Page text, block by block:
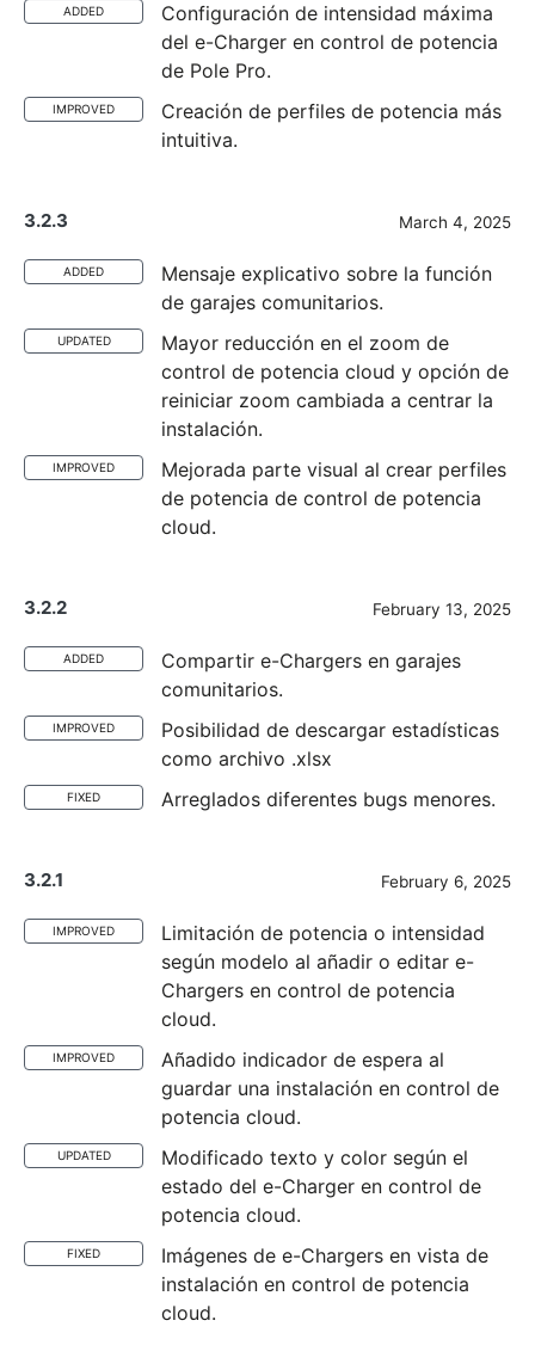
ADDED
Configuración de intensidad máxima
del e-Charger en control de potencia
de Pole Pro.
IMPROVED
Creación de perfiles de potencia más
intuitiva.
3.2.3 March 4, 2025
ADDED
Mensaje explicativo sobre la función
de garajes comunitarios.
UPDATED
Mayor reducción en el zoom de
control de potencia cloud y opción de
reiniciar zoom cambiada a centrar la
instalación.
IMPROVED
Mejorada parte visual al crear perfiles
de potencia de control de potencia
cloud.
3.2.2 February 13, 2025
ADDED
Compartir e-Chargers en garajes
comunitarios.
IMPROVED
Posibilidad de descargar estadísticas
como archivo .xlsx
FIXED Arreglados diferentes bugs menores.
3.2.1 February 6, 2025
IMPROVED
Limitación de potencia o intensidad
según modelo al añadir o editar e-
Chargers en control de potencia
cloud.
IMPROVED
Añadido indicador de espera al
guardar una instalación en control de
potencia cloud.
UPDATED
Modificado texto y color según el
estado del e-Charger en control de
potencia cloud.
FIXED
Imágenes de e-Chargers en vista de
instalación en control de potencia
cloud.